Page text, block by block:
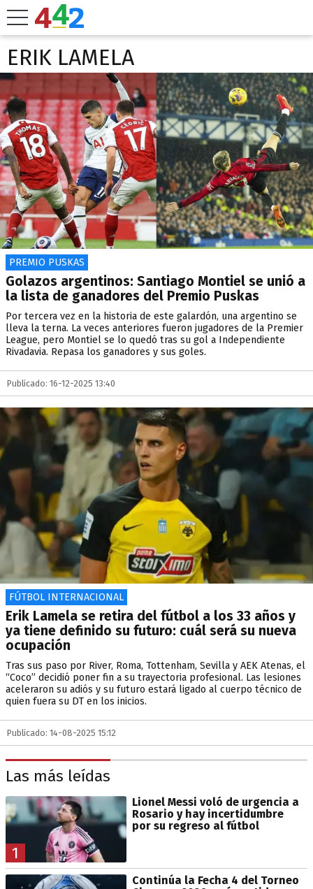
ERIK LAMELA
PREMIO PUSKAS
Golazos argentinos: Santiago Montiel se unió a
la lista de ganadores del Premio Puskas
Por tercera vez en la historia de este galardón, una argentino se
lleva la terna. La veces anteriores fueron jugadores de la Premier
League, pero Montiel se lo quedó tras su gol a Independiente
Rivadavia. Repasa los ganadores y sus goles.
Publicado: 16-12-2025 13:40
FÚTBOL INTERNACIONAL
Erik Lamela se retira del fútbol a los 33 años y
ya tiene definido su futuro: cuál será su nueva
ocupación
Tras sus paso por River, Roma, Tottenham, Sevilla y AEK Atenas, el
“Coco” decidió poner fin a su trayectoria profesional. Las lesiones
aceleraron su adiós y su futuro estará ligado al cuerpo técnico de
quien fuera su DT en los inicios.
Publicado: 14-08-2025 15:12
Las más leídas
1
Lionel Messi voló de urgencia a
Rosario y hay incertidumbre
por su regreso al fútbol
Continúa la Fecha 4 del Torneo